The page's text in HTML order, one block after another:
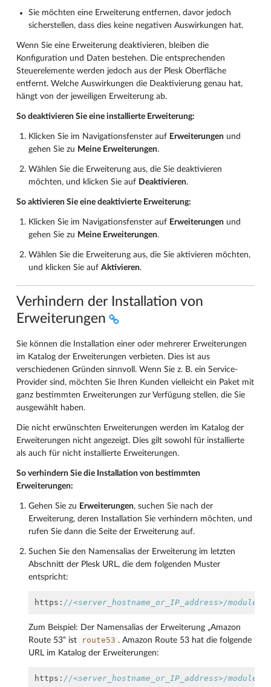
Sie möchten eine Erweiterung entfernen, davor jedoch
sicherstellen, dass dies keine negativen Auswirkungen hat.
Wenn Sie eine Erweiterung deaktivieren, bleiben die
Konfiguration und Daten bestehen. Die entsprechenden
Steuerelemente werden jedoch aus der Plesk Oberfläche
entfernt. Welche Auswirkungen die Deaktivierung genau hat,
hängt von der jeweiligen Erweiterung ab.
So deaktivieren Sie eine installierte Erweiterung:
Klicken Sie im Navigationsfenster auf Erweiterungen und
gehen Sie zu Meine Erweiterungen.
Wählen Sie die Erweiterung aus, die Sie deaktivieren
möchten, und klicken Sie auf Deaktivieren.
So aktivieren Sie eine deaktivierte Erweiterung:
Klicken Sie im Navigationsfenster auf Erweiterungen und
gehen Sie zu Meine Erweiterungen.
Wählen Sie die Erweiterung aus, die Sie aktivieren möchten,
und klicken Sie auf Aktivieren.
Verhindern der Installation von
Erweiterungen
Sie können die Installation einer oder mehrerer Erweiterungen
im Katalog der Erweiterungen verbieten. Dies ist aus
verschiedenen Gründen sinnvoll. Wenn Sie z. B. ein Service-
Provider sind, möchten Sie Ihren Kunden vielleicht ein Paket mit
ganz bestimmten Erweiterungen zur Verfügung stellen, die Sie
ausgewählt haben.
Die nicht erwünschten Erweiterungen werden im Katalog der
Erweiterungen nicht angezeigt. Dies gilt sowohl für installierte
als auch für nicht installierte Erweiterungen.
So verhindern Sie die Installation von bestimmten
Erweiterungen:
Gehen Sie zu Erweiterungen, suchen Sie nach der
Erweiterung, deren Installation Sie verhindern möchten, und
rufen Sie dann die Seite der Erweiterung auf.
Suchen Sie den Namensalias der Erweiterung im letzten
Abschnitt der Plesk URL, die dem folgenden Muster
entspricht:
https : //<server_hostname_or_IP_address>/
Zum Beispiel: Der Namensalias der Erweiterung „Amazon
Route 53“ ist
route53 . Amazon Route 53 hat die folgende
URL im Katalog der Erweiterungen:
https : //<server_hostname_or_IP_address>/